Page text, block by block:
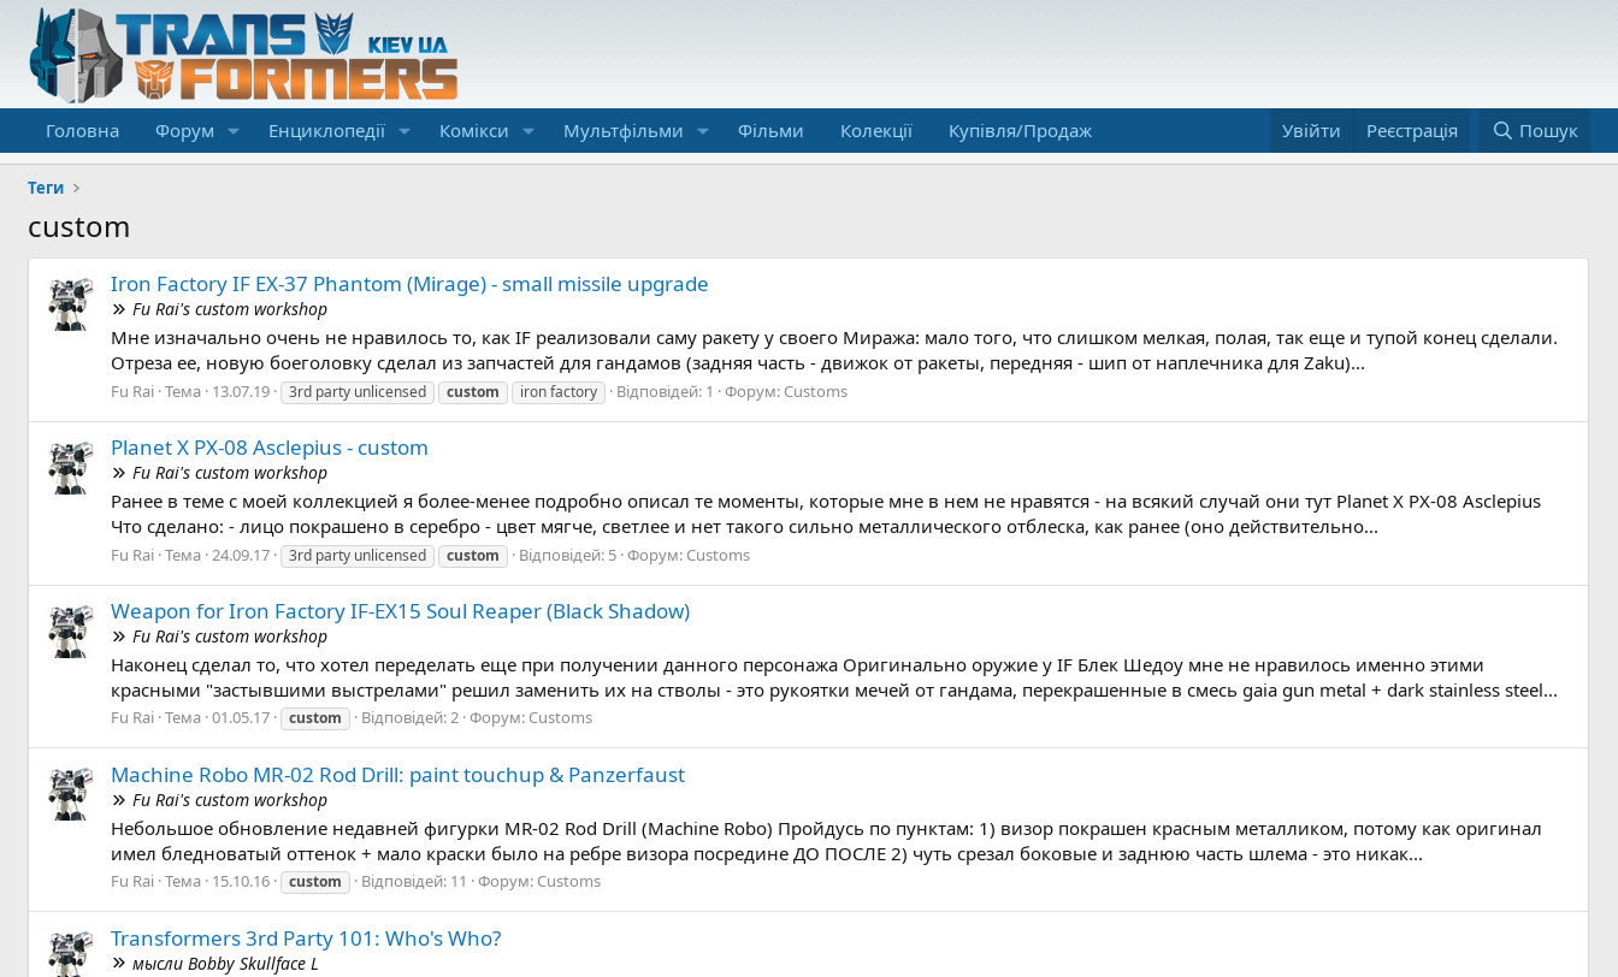
Головна Форум Енциклопедії Комікси Мультфільми Фільми Колекції Купівля/Продаж Увійти Реєстрація Пошук
Теги
custom
Iron Factory IF EX-37 Phantom (Mirage) - small missile upgrade
Fu Rai's custom workshop
Мне изначально очень не нравилось то, как IF реализовали саму ракету у своего Миража: мало того, что слишком мелкая, полая, так еще и тупой конец сделали.
Отреза ее, новую боеголовку сделал из запчастей для гандамов (задняя часть - движок от ракеты, передняя - шип от наплечника для Zaku)...
Fu Rai Тема 13.07.19 3rd party unlicensed custom iron factory Відповідей: 1 Форум: Customs
Planet X PX-08 Asclepius - custom
Fu Rai's custom workshop
Ранее в теме с моей коллекцией я более-менее подробно описал те моменты, которые мне в нем не нравятся - на всякий случай они тут Planet X PX-08 Asclepius
Что сделано: - лицо покрашено в серебро - цвет мягче, светлее и нет такого сильно металлического отблеска, как ранее (оно действительно...
Fu Rai Тема 24.09.17 3rd party unlicensed custom Відповідей: 5 Форум: Customs
Weapon for Iron Factory IF-EX15 Soul Reaper (Black Shadow)
Fu Rai's custom workshop
Наконец сделал то, что хотел переделать еще при получении данного персонажа Оригинально оружие у IF Блек Шедоу мне не нравилось именно этими
красными "застывшими выстрелами" решил заменить их на стволы - это рукоятки мечей от гандама, перекрашенные в смесь gaia gun metal + dark stainless steel...
Fu Rai Тема 01.05.17 custom Відповідей: 2 Форум: Customs
Machine Robo MR-02 Rod Drill: paint touchup & Panzerfaust
Fu Rai's custom workshop
Небольшое обновление недавней фигурки MR-02 Rod Drill (Machine Robo) Пройдусь по пунктам: 1) визор покрашен красным металликом, потому как оригинал
имел бледноватый оттенок + мало краски было на ребре визора посредине ДО ПОСЛЕ 2) чуть срезал боковые и заднюю часть шлема - это никак...
Fu Rai Тема 15.10.16 custom Відповідей: 11 Форум: Customs
Transformers 3rd Party 101: Who's Who?
мысли Bobby Skullface L